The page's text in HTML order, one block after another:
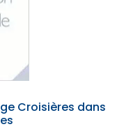
Croisières dans